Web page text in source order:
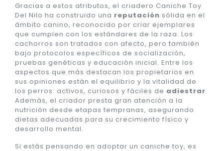
Gracias a estos atributos, el criadero Caniche Toy
Del Nilo ha construido una reputación sólida en el
ámbito canino, reconocido por criar ejemplares
que cumplen con los estándares de la raza. Los
cachorros son tratados con afecto, pero también
bajo protocolos específicos de socialización,
pruebas genéticas y educación inicial. Entre los
aspectos que más destacan los propietarios en
sus opiniones están el equilibrio y la vitalidad de
los perros: activos, curiosos y fáciles de adiestrar.
Además, el criador presta gran atención a la
nutrición desde etapas tempranas, asegurando
dietas adecuadas para su crecimiento físico y
desarrollo mental.
Si estás pensando en adoptar un caniche toy, es